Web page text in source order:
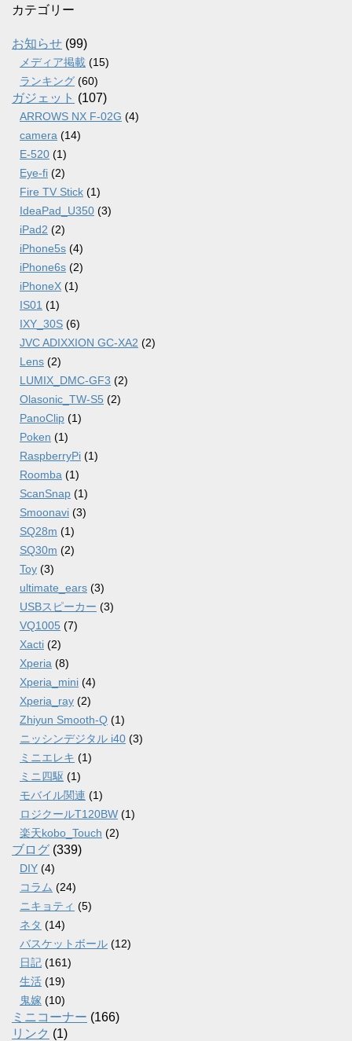
カ
ブ
カテゴリー
お知らせ (99)
メディア掲載 (15)
ランキング (60)
ガジェット (107)
ARROWS NX F-02G (4)
camera (14)
E-520 (1)
Eye-fi (2)
Fire TV Stick (1)
IdeaPad_U350 (3)
iPad2 (2)
iPhone5s (4)
iPhone6s (2)
iPhoneX (1)
IS01 (1)
IXY_30S (6)
JVC ADIXXION GC-XA2 (2)
Lens (2)
LUMIX_DMC-GF3 (2)
Olasonic_TW-S5 (2)
PanoClip (1)
Poken (1)
RaspberryPi (1)
Roomba (1)
ScanSnap (1)
Smoonavi (3)
SQ28m (1)
SQ30m (2)
Toy (3)
ultimate_ears (3)
USBスピーカー (3)
VQ1005 (7)
Xacti (2)
Xperia (8)
Xperia_mini (4)
Xperia_ray (2)
Zhiyun Smooth-Q (1)
ニッシンデジタル i40 (3)
ミニエレキ (1)
ミニ四駆 (1)
モバイル関連 (1)
ロジクールT120BW (1)
楽天kobo_Touch (2)
ブログ (339)
DIY (4)
コラム (24)
ニキョティ (5)
ネタ (14)
バスケットボール (12)
日記 (161)
生活 (19)
鬼嫁 (10)
ミニコーナー (166)
リンク (1)